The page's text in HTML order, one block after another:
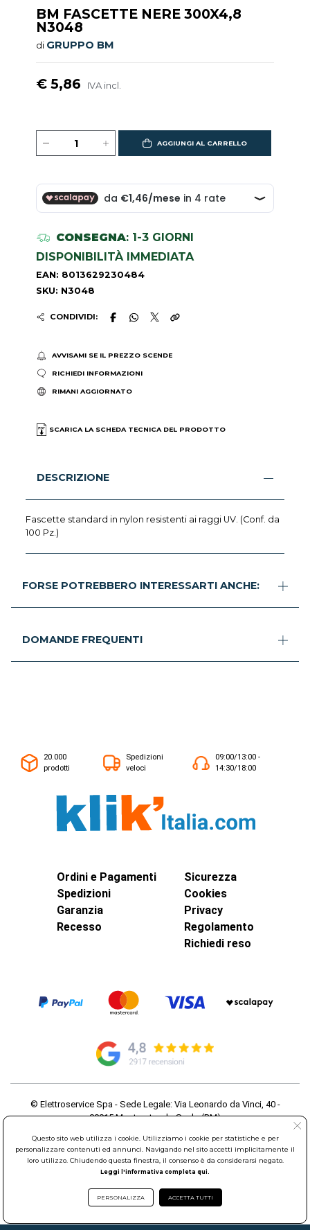
BM FASCETTE NERE 300X4,8
N3048
di GRUPPO BM
€ 5,86 IVA incl.
AGGIUNGI AL CARRELLO
CONSEGNA: 1-3 GIORNI
DISPONIBILITÀ IMMEDIATA
EAN: 8013629230484
SKU: N3048
CONDIVIDI:
AVVISAMI SE IL PREZZO SCENDE
RICHIEDI INFORMAZIONI
RIMANI AGGIORNATO
SCARICA LA SCHEDA TECNICA DEL PRODOTTO
DESCRIZIONE
Fascette standard in nylon resistenti ai raggi UV. (Conf. da
100 Pz.)
FORSE POTREBBERO INTERESSARTI ANCHE:
DOMANDE FREQUENTI
20.000
prodotti
Spedizioni
veloci
09:00/13:00 -
14:30/18:00
Ordini e Pagamenti
Spedizioni
Garanzia
Recesso
Sicurezza
Cookies
Privacy
Regolamento
Richiedi reso
© Elettroservice Spa - Sede Legale: Via Leonardo da Vinci, 40 -
00015 Monterotondo Scalo (RM)
Sociale 1.600.000,00 Euro i.v. Iscritto al Registro delle Imprese di
Roma REA: RM-535144
Sede Operativa: Via Leonardo da Vinci, 40 - 00015 Monterotondo
Questo sito web utilizza i cookie. Utilizziamo i cookie per statistiche e per
personalizzare contenuti ed annunci. Navigando nel sito accetti implicitamente il
loro utilizzo. Chiudendo questa finestra, il consenso è da considerarsi negato.
Leggi l'informativa completa qui.
PERSONALIZZA ACCETTA TUTTI